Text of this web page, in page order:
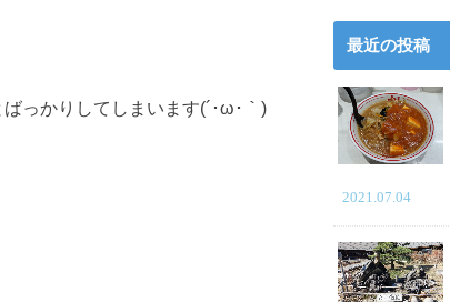
っかりしてしまいます(´･ω･｀)
最近の投稿
2021.07.04